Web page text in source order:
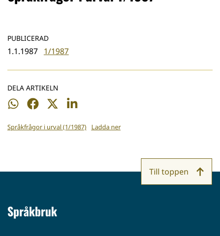
PUBLICERAD
1.1.1987 1/1987
DELA ARTIKELN
Dela
WhatsApp
Dela
Facebook
Dela
Twitter
Dela
LinkedIn
Språkfrågor i urval (1/1987) Ladda ner
Språkbruk
Till toppen